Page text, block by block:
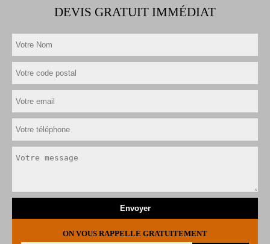
DEVIS GRATUIT IMMÉDIAT
ON VOUS RAPPELLE GRATUITEMENT